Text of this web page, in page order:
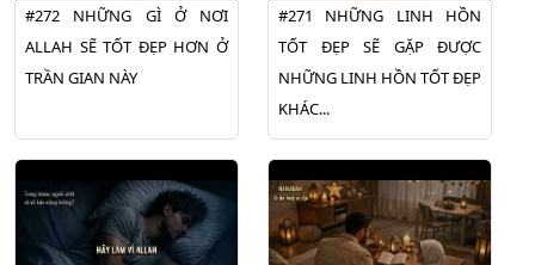
#272 NHỮNG GÌ Ở NƠI
ALLAH SẼ TỐT ĐẸP HƠN Ở
TRẦN GIAN NÀY
#271 NHỮNG LINH HỒN
TỐT ĐẸP SẼ GẶP ĐƯỢC
NHỮNG LINH HỒN TỐT ĐẸP
KHÁC...